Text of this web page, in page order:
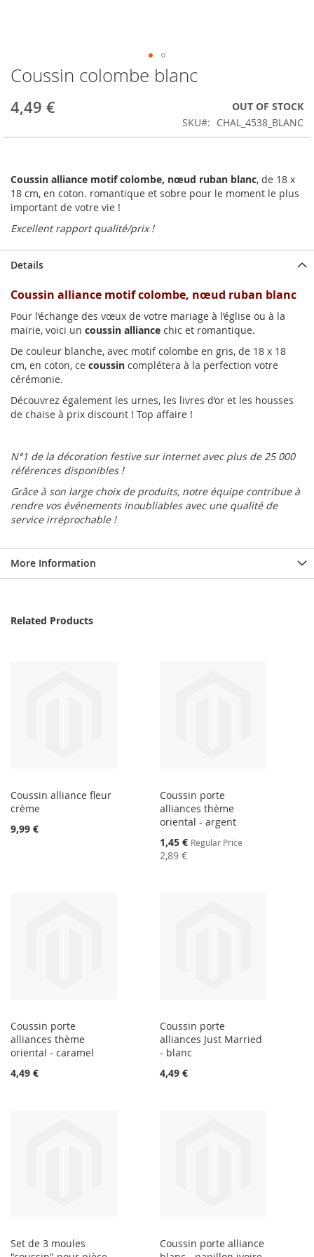
Skip
to
the
beginning
Coussin colombe blanc
4,49 €
OUT OF STOCK
SKU
CHAL_4538_BLANC
Coussin alliance motif colombe, nœud ruban blanc, de 18 x
18 cm, en coton. romantique et sobre pour le moment le plus
important de votre vie !
Excellent rapport qualité/prix !
Details
Coussin alliance motif colombe, nœud ruban blanc
Pour l’échange des vœux de votre mariage à l’église ou à la
mairie, voici un coussin alliance chic et romantique.
De couleur blanche, avec motif colombe en gris, de 18 x 18
cm, en coton, ce coussin complétera à la perfection votre
cérémonie.
Découvrez également les urnes, les livres d’or et les housses
de chaise à prix discount ! Top affaire !
N°1 de la décoration festive sur internet avec plus de 25 000
références disponibles !
Grâce à son large choix de produits, notre équipe contribue à
rendre vos événements inoubliables avec une qualité de
service irréprochable !
More Information
Related Products
Coussin alliance fleur
crème
9,99 €
Coussin porte
alliances thème
oriental - argent
Special
Price
1,45 € Regular Price
2,89 €
Coussin porte
alliances thème
oriental - caramel
4,49 €
Coussin porte
alliances Just Married
- blanc
4,49 €
Set de 3 moules
Coussin porte alliance